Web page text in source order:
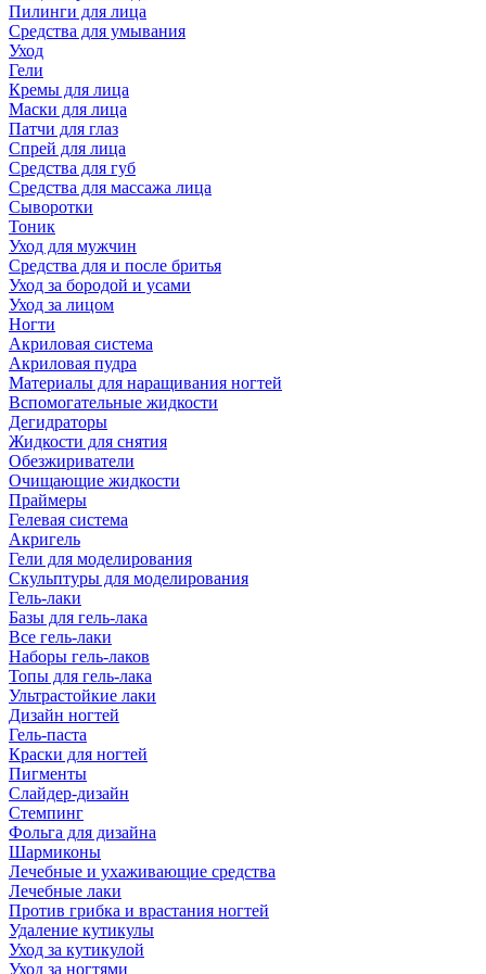
Пилинги для лица
Средства для умывания
Уход
Гели
Кремы для лица
Маски для лица
Патчи для глаз
Спрей для лица
Средства для губ
Средства для массажа лица
Сыворотки
Тоник
Уход для мужчин
Средства для и после бритья
Уход за бородой и усами
Уход за лицом
Ногти
Акриловая система
Акриловая пудра
Материалы для наращивания ногтей
Вспомогательные жидкости
Дегидраторы
Жидкости для снятия
Обезжириватели
Очищающие жидкости
Праймеры
Гелевая система
Акригель
Гели для моделирования
Скульптуры для моделирования
Гель-лаки
Базы для гель-лака
Все гель-лаки
Наборы гель-лаков
Топы для гель-лака
Ультрастойкие лаки
Дизайн ногтей
Гель-паста
Краски для ногтей
Пигменты
Слайдер-дизайн
Стемпинг
Фольга для дизайна
Шармиконы
Лечебные и ухаживающие средства
Лечебные лаки
Против грибка и врастания ногтей
Удаление кутикулы
Уход за кутикулой
Уход за ногтями